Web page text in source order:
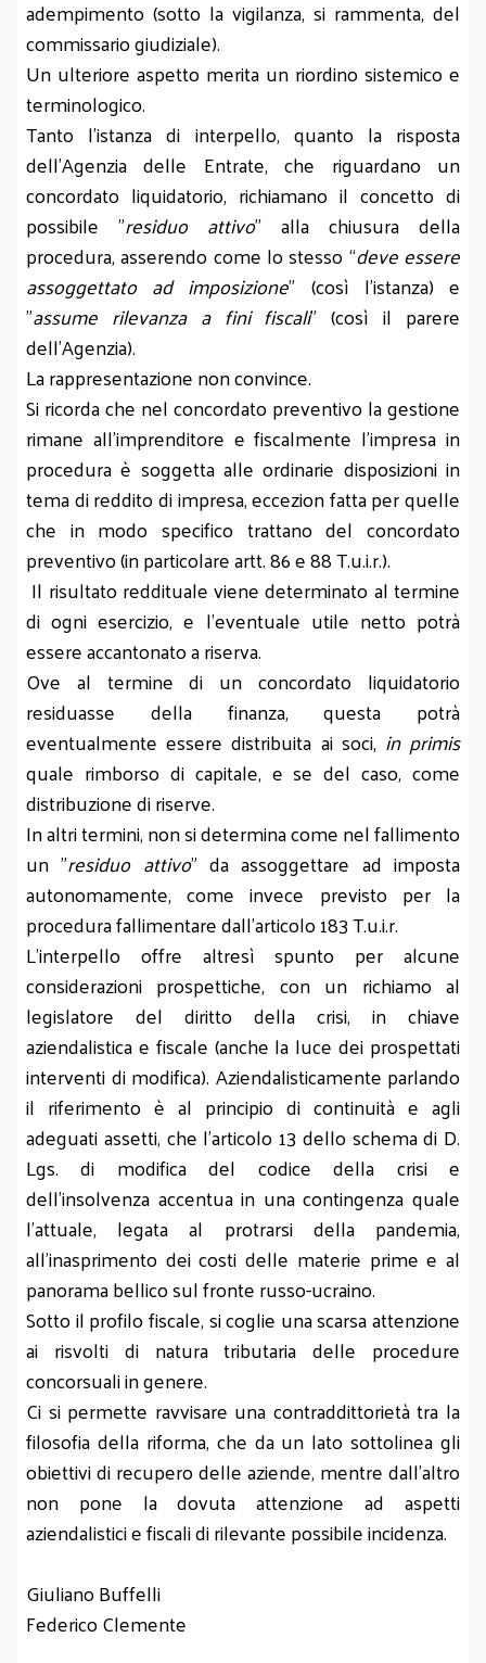
adempimento (sotto la vigilanza, si rammenta, del
commissario giudiziale).
Un ulteriore aspetto merita un riordino sistemico e
terminologico.
Tanto l'istanza di interpello, quanto la risposta
dell'Agenzia delle Entrate, che riguardano un
concordato liquidatorio, richiamano il concetto di
possibile "residuo attivo" alla chiusura della
procedura, asserendo come lo stesso “deve essere
assoggettato ad imposizione" (così l’istanza) e
"assume rilevanza a fini fiscali" (così il parere
dell’Agenzia).
La rappresentazione non convince.
Si ricorda che nel concordato preventivo la gestione
rimane all’imprenditore e fiscalmente l’impresa in
procedura è soggetta alle ordinarie disposizioni in
tema di reddito di impresa, eccezion fatta per quelle
che in modo specifico trattano del concordato
preventivo (in particolare artt. 86 e 88 T.u.i.r.).
Il risultato reddituale viene determinato al termine
di ogni esercizio, e l'eventuale utile netto potrà
essere accantonato a riserva.
Ove al termine di un concordato liquidatorio
residuasse della finanza, questa potrà
eventualmente essere distribuita ai soci, in primis
quale rimborso di capitale, e se del caso, come
distribuzione di riserve.
In altri termini, non si determina come nel fallimento
un "residuo attivo" da assoggettare ad imposta
autonomamente, come invece previsto per la
procedura fallimentare dall'articolo 183 T.u.i.r.
L'interpello offre altresì spunto per alcune
considerazioni prospettiche, con un richiamo al
legislatore del diritto della crisi, in chiave
aziendalistica e fiscale (anche la luce dei prospettati
interventi di modifica). Aziendalisticamente parlando
il riferimento è al principio di continuità e agli
adeguati assetti, che l'articolo 13 dello schema di D.
Lgs. di modifica del codice della crisi e
dell’insolvenza accentua in una contingenza quale
l'attuale, legata al protrarsi della pandemia,
all'inasprimento dei costi delle materie prime e al
panorama bellico sul fronte russo-ucraino.
Sotto il profilo fiscale, si coglie una scarsa attenzione
ai risvolti di natura tributaria delle procedure
concorsuali in genere.
Ci si permette ravvisare una contraddittorietà tra la
filosofia della riforma, che da un lato sottolinea gli
obiettivi di recupero delle aziende, mentre dall'altro
non pone la dovuta attenzione ad aspetti
aziendalistici e fiscali di rilevante possibile incidenza.
Giuliano Buffelli
Federico Clemente